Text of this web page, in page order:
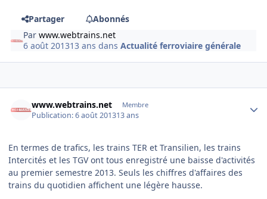
Partager
Abonnés
Parwww.webtrains.net
6 août 201313 ans dansActualité ferroviaire générale
www.webtrains.net Membre
Publication:6 août 201313 ans
En termes de trafics, les trains TER et Transilien, les trains
Intercités et les TGV ont tous enregistré une baisse d'activités
au premier semestre 2013. Seuls les chiffres d'affaires des
trains du quotidien affichent une légère hausse.